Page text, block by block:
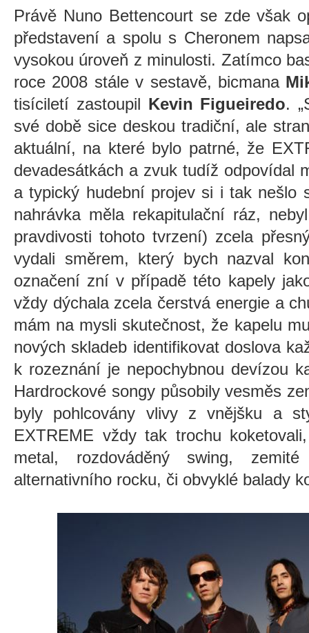
Právě Nuno Bettencourt se zde však
představení a spolu s Cheronem
vysokou úroveň z minulosti. Zatímco
roce 2008 stále v sestavě, bicmana
tisíciletí zastoupil Kevin Figueiredo.
své době sice deskou tradiční, ale
aktuální, na které bylo patrné, že
devadesátkách a zvuk tudíž odpovídal
a typický hudební projev si i tak nešlo
nahrávka měla rekapitulační ráz,
pravdivosti tohoto tvrzení) zcela
vydali směrem, který bych nazval
označení zní v případě této kapely
vždy dýchala zcela čerstvá energie a
mám na mysli skutečnost, že kapelu
nových skladeb identifikovat doslova
k rozeznání je nepochybnou devízou
Hardrockové songy působily vesměs
byly pohlcovány vlivy z vnějšku a
EXTREME vždy tak trochu
metal, rozdováděný swing,
alternativního rocku, či obvyklé balady